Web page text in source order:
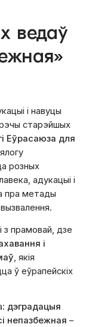
ведаў
і навуцы
старэйшых
Еўрасаюза для
розных
адукацыі і
пра метады
з прамовай, дзе
і
, якія
ў еўрапейскіх
дэградацыя
непазбежная –